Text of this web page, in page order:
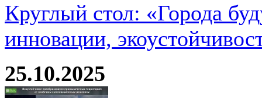
Круглый стол: «Города
инновации,
25.10.2025